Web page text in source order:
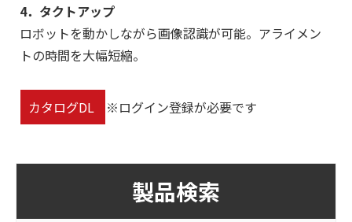
4．タクトアップ
ロボットを動かしながら画像認識が可能。アライメン
トの時間を大幅短縮。
カタログDL ※ログイン登録が必要です
製品検索